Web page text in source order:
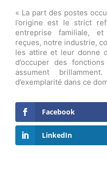
« La part des postes
l’origine est le strict
entreprise familiale,
reçues, notre industrie,
les attire et leur donne
d’occuper des fonctions
assument
d’exemplarité dans ce
Facebook
LinkedIn